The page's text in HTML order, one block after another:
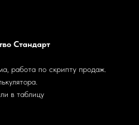
Стандарт
работа по скрипту продаж.
в таблицу